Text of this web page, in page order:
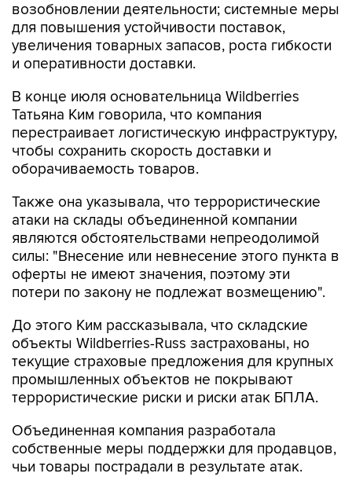
возобновлении деятельности; системные меры
для повышения устойчивости поставок,
увеличения товарных запасов, роста гибкости
и оперативности доставки.
В конце июля основательница Wildberries
Татьяна Ким говорила, что компания
перестраивает логистическую инфраструктуру,
чтобы сохранить скорость доставки и
оборачиваемость товаров.
Также она указывала, что террористические
атаки на склады объединенной компании
являются обстоятельствами непреодолимой
силы: "Внесение или невнесение этого пункта в
оферты не имеют значения, поэтому эти
потери по закону не подлежат возмещению".
До этого Ким рассказывала, что складские
объекты Wildberries-Russ застрахованы, но
текущие страховые предложения для крупных
промышленных объектов не покрывают
террористические риски и риски атак БПЛА.
Объединенная компания разработала
собственные меры поддержки для продавцов,
чьи товары пострадали в результате атак.